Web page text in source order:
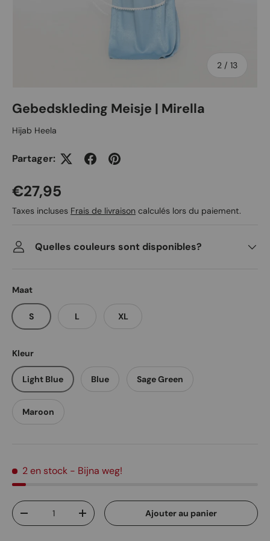
2 / de
13
Gebedskleding Meisje | Mirella
Hijab Heela
Partager:
Prix habituel
€27,95
Taxes incluses Frais de livraison calculés lors du paiement.
Quelles couleurs sont disponibles?
Maat
S L XL
Kleur
Light Blue Blue Sage Green
Maroon
2 en stock - Bijna weg!
Qté
Diminuer la quantitéAugmenter la quantitéAjouter au panier